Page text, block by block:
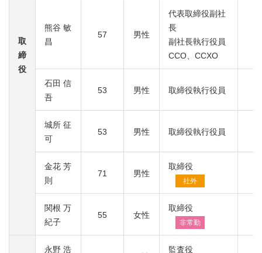
取
締
役
熊谷 敏
昌
57 男性
代表取締役副社
長
副社長執行役員
CCO、CCXO
石田 信
吾
53 男性 取締役執行役員
城所 征
可
53 男性 取締役執行役員
金花 芳
則
71 男性
取締役
社外
関根 万
紀子
55 女性
取締役
非常勤
永野 浩 監査役